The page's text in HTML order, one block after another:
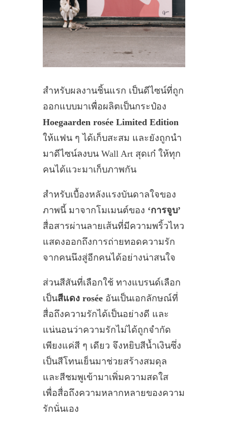
สำหรับผลงานชิ้นแรก เป็นดีไซน์ที่ถูก
ออกแบบมาเพื่อผลิตเป็นกระป๋อง
Hoegaarden rosée Limited Edition
ให้แฟน ๆ ได้เก็บสะสม และยังถูกนำ
มาดีไซน์ลงบน Wall Art สุดเก๋ ให้ทุก
คนได้แวะมาเก็บภาพกัน
สำหรับเบื้องหลังแรงบันดาลใจของ
ภาพนี้ มาจากโมเมนต์ของ ‘การจูบ’
สื่อสารผ่านลายเส้นที่มีความพริ้วไหว
แสดงออกถึงการถ่ายทอดความรัก
จากคนนึงสู่อีกคนได้อย่างน่าสนใจ
ส่วนสีสันที่เลือกใช้ ทางแบรนด์เลือก
เป็นสีแดง rosée อันเป็นเอกลักษณ์ที่
สื่อถึงความรักได้เป็นอย่างดี และ
แน่นอนว่าความรักไม่ได้ถูกจำกัด
เพียงแค่สี ๆ เดียว จึงหยิบสีน้ำเงินซึ่ง
เป็นสีโทนเย็นมาช่วยสร้างสมดุล
และสีชมพูเข้ามาเพิ่มความสดใส
เพื่อสื่อถึงความหลากหลายของความ
รักนั่นเอง